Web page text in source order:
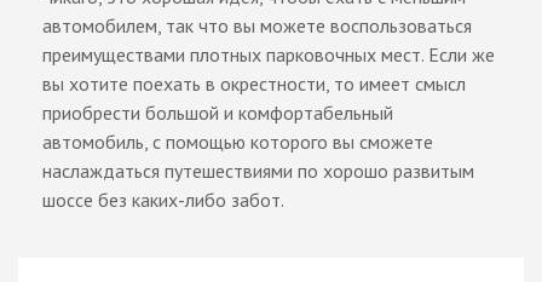
автомобилем, так что вы можете воспользоваться
преимуществами плотных парковочных мест. Если же
вы хотите поехать в окрестности, то имеет смысл
приобрести большой и комфортабельный
автомобиль, с помощью которого вы сможете
наслаждаться путешествиями по хорошо развитым
шоссе без каких-либо забот.